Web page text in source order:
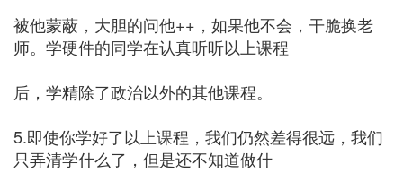
被他蒙蔽，大胆的问他++，如果他不会，干脆换老
师。学硬件的同学在认真听听以上课程
后，学精除了政治以外的其他课程。
5.即使你学好了以上课程，我们仍然差得很远，我们
只弄清学什么了，但是还不知道做什